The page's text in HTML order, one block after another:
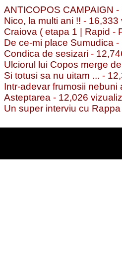
ANTICOPOS CAMPAIGN -
Nico, la multi ani !! - 16,333
Craiova ( etapa 1 | Rapid -
De ce-mi place Sumudica -
Condica de sesizari -
Ulciorul lui Copos merge
Si totusi sa nu uitam ... -
Intr-adevar frumosii nebuni
Asteptarea - 12,026
Un super interviu cu Rappa